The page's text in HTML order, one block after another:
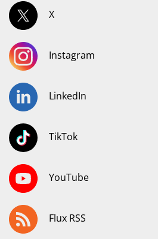
X
Instagram
LinkedIn
TikTok
YouTube
Flux RSS